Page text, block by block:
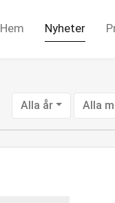
Hem Nyheter
Alla år Alla